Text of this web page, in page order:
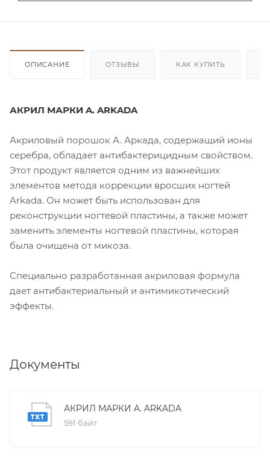
ОПИСАНИЕ ОТЗЫВЫ КАК КУПИТЬ
АКРИЛ МАРКИ A. ARKADA
Акриловый порошок А. Аркада, содержащий ионы
серебра, обладает антибактерицидным свойством.
Этот продукт является одним из важнейших
элементов метода коррекции вросших ногтей
Arkada. Он может быть использован для
реконструкции ногтевой пластины, а также может
заменить элементы ногтевой пластины, которая
была очищена от микоза.
Специально разработанная акриловая формула
дает антибактериальный и антимикотический
эффекты.
Документы
АКРИЛ МАРКИ A. ARKADA
591 байт